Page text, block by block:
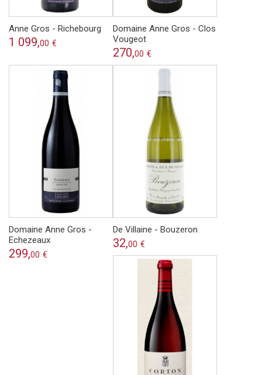
Anne Gros - Richebourg
1 099,00 €
Domaine Anne Gros - Clos
Vougeot
270,00 €
Domaine Anne Gros -
Echezeaux
299,00 €
De Villaine - Bouzeron
32,00 €